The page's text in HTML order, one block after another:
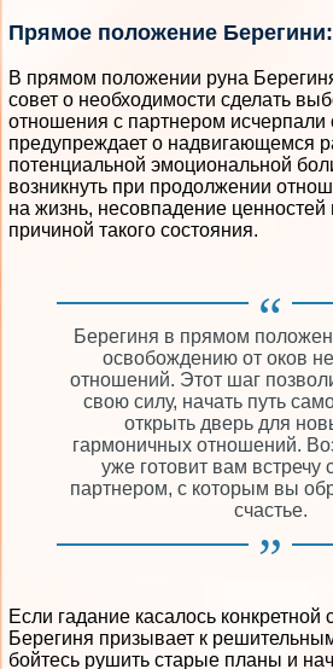
Прямое положение Берегини:
В прямом положении руна
совет о необходимости сделать
отношения с партнером исчерпали
предупреждает о надвигающемся
потенциальной эмоциональной
возникнуть при продолжении
на жизнь, несовпадение ценностей
причиной такого состояния.
Берегиня в прямом
освобождению от оков
отношений. Этот шаг
свою силу, начать путь
открыть дверь для
гармоничных отношений.
уже готовит вам встречу
партнером, с которым вы
счастье.
Если гадание касалось конкретной
Берегиня призывает к
бойтесь рушить старые планы и